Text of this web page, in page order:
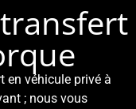
en véhicule privé à
; nous vous